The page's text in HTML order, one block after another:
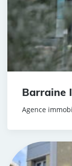
Barraine
Agence